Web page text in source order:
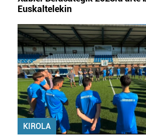
Euskaltelekin
KIROLA